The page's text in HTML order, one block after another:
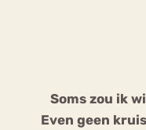
Soms zou ik
Even geen